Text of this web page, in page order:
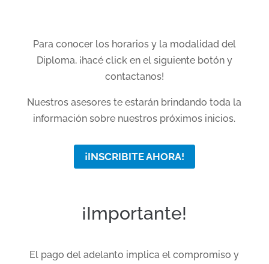
Para conocer los horarios y la modalidad del
Diploma, ¡hacé click en el siguiente botón y
contactanos!
Nuestros asesores te estarán brindando toda la
información sobre nuestros próximos inicios.
¡INSCRIBITE AHORA!
¡Importante!
El pago del adelanto implica el compromiso y